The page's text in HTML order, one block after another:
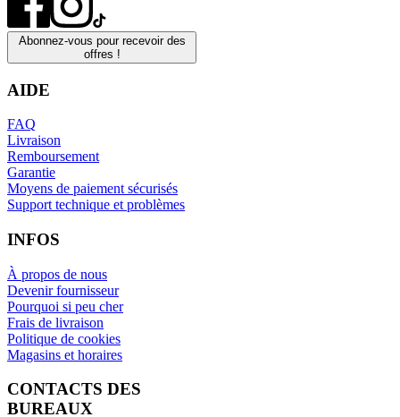
Abonnez-vous pour recevoir des
offres !
AIDE
FAQ
Livraison
Remboursement
Garantie
Moyens de paiement sécurisés
Support technique et problèmes
INFOS
À propos de nous
Devenir fournisseur
Pourquoi si peu cher
Frais de livraison
Politique de cookies
Magasins et horaires
CONTACTS DES
BUREAUX